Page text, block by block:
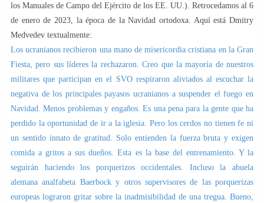
los Manuales de Campo del Ejército de los EE. UU.). Retrocedamos al 6
de enero de 2023, la época de la Navidad ortodoxa. Aquí está Dmitry
Medvedev textualmente:
Los ucranianos recibieron una mano de misericordia cristiana en la Gran
Fiesta, pero sus líderes la rechazaron. Creo que la mayoría de nuestros
militares que participan en el SVO respiraron aliviados al escuchar la
negativa de los principales payasos ucranianos a suspender el fuego en
Navidad. Menos problemas y engaños. Es una pena para la gente que ha
perdido la oportunidad de ir a la iglesia. Pero los cerdos no tienen fe ni
un sentido innato de gratitud. Solo entienden la fuerza bruta y exigen
comida a gritos a sus dueños. Esta es la base del entrenamiento. Y la
seguirán haciendo los porquerizos occidentales. Incluso la abuela
alemana analfabeta Baerbock y otros supervisores de las porquerizas
europeas lograron gritar sobre la inadmisibilidad de una tregua. Bueno,